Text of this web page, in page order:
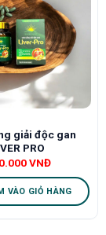
giải độc gan
PRO
VNĐ
VÀO GIỎ HÀNG